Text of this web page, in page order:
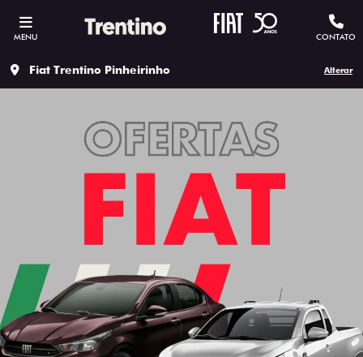
MENU CONTATO
Fiat Trentino Pinheirinho Alterar